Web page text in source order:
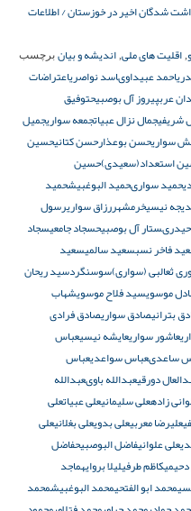
شدگان اخیر در خوزستان / اطلاعات
, اقلیت های ملی, اندیشه و بیان برچسب
احمد عبیداوىاسد نواصریاعتراضات
عربپیروز آل بوصبیحتوفیق
شريفىجمال نزال عبیاتجمعه سواریجمیل
سواریحسن بوعذارحسن کتانیحسين
استعداد(سعیدى)حسین
حميد سوارىحمید البوغبیشحمید
نیسیخرمشهررزاق سواریرسول
ستار آل بوصبیحسجاد جامعیسجاد
فاخر نسبسعید سالمىسعید
ثعالبی (سواری)سوسنگردسيد ريحان
موسویسید فلاح موسویشهاب
بترانیصادق سواریصادق فرادى
عاشور سواریعایشه نیسیعباس
ساعدىعباس سواعدیعباس
دورقىعبدالله باوىعبدالله
زادهعلى سليمانىعلى عبیاتعلى
عليرضا معربىعلی بدویعلی بغلانیعلی
علی علوانیفاضل البوصبیحفاضل
کاظم طرفیلیلا بروایهماجد
محمد ابو الفتحيمحمد البوغبیشمحمد